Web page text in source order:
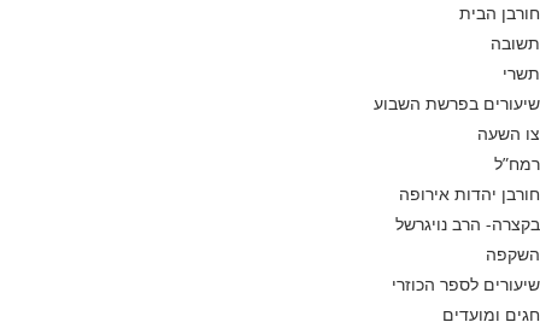
חורבן הבית
תשובה
תשרי
שיעורים בפרשת השבוע
צו השעה
רמח”ל
חורבן יהדות אירופה
בקצרה- הרב נויגרשל
השקפה
שיעורים לספר הכוזרי
חגים ומועדים